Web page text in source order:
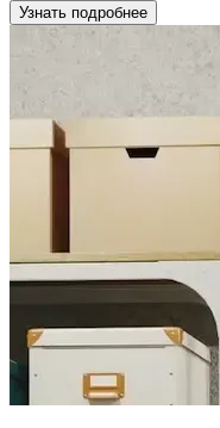
Узнать подробнее